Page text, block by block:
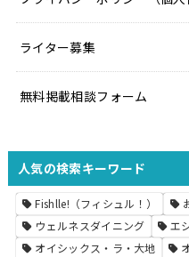
ライター募集
無料掲載相談フォーム
人気の検索キーワード
Fishlle!（フィシュル！）
ウェルネスダイニング
エ
オイシックス・ラ・大地